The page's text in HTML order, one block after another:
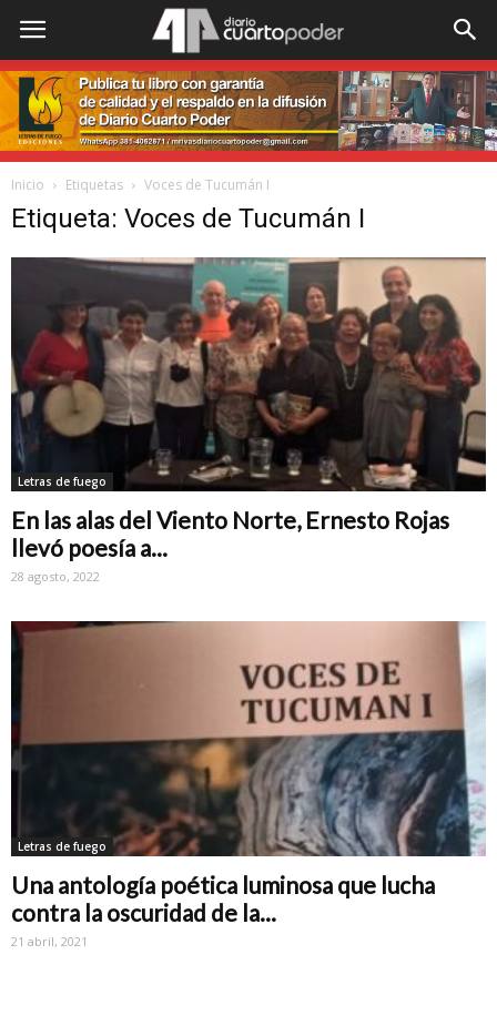
Inicio Etiquetas Voces de Tucumán I
Etiqueta: Voces de Tucumán I
Letras de fuego
En las alas del Viento Norte, Ernesto Rojas
llevó poesía a...
28 agosto, 2022
Letras de fuego
Una antología poética luminosa que lucha
contra la oscuridad de la...
21 abril, 2021